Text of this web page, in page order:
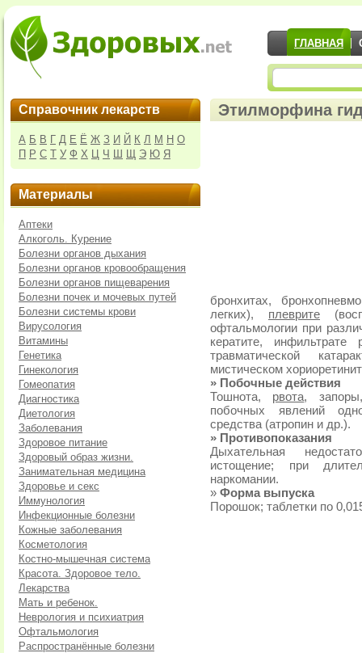
ГЛАВНАЯ
Справочник лекарств
А Б В Г Д Е Ё Ж З И Й К Л М Н О
П Р С Т У Ф Х Ц Ч Ш Щ Э Ю Я
Материалы
Аптеки
Алкоголь. Курение
Болезни органов дыхания
Болезни органов кровообращения
Болезни органов пищеварения
Болезни почек и мочевых путей
Болезни системы крови
Вирусология
Витамины
Генетика
Гинекология
Гомеопатия
Диагностика
Диетология
Заболевания
Здоровое питание
Здоровый образ жизни.
Занимательная медицина
Здоровье и секс
Иммунология
Инфекционные болезни
Кожные заболевания
Косметология
Костно-мышечная система
Красота. Здоровое тело.
Лекарства
Мать и ребенок.
Неврология и психиатрия
Офтальмология
Распространённые болезни
Этилморфина
бронхитах,
легких), плеврите
офтальмологии при
кератите, инфильтрате
травматической
мистическом
» Побочные действия
Тошнота, рвота,
побочных явлений
средства (атропин и др.).
» Противопоказания
Дыхательная
истощение; при
наркомании.
» Форма выпуска
Порошок; таблетки по